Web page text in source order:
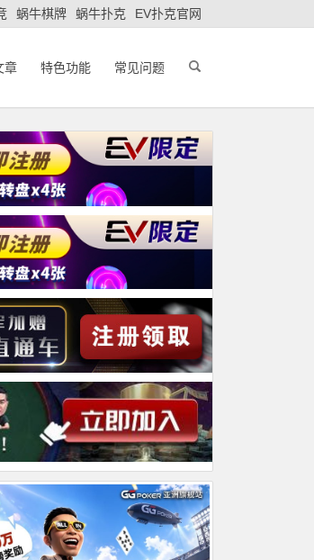
蜗牛棋牌 蜗牛扑克 EV扑克官网
章 特色功能 常见问题